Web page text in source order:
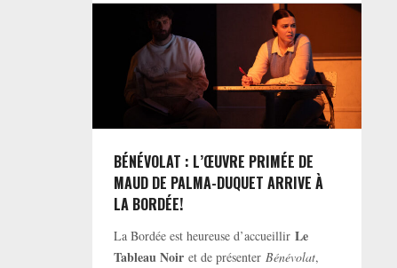
BÉNÉVOLAT : L’ŒUVRE PRIMÉE DE
MAUD DE PALMA-DUQUET ARRIVE À
LA BORDÉE!
La Bordée est heureuse d’accueillirLe
Tableau Noir et de présenterBénévolat,